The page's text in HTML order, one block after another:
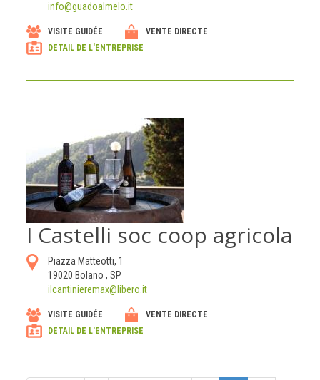
info@guadoalmelo.it
VISITE GUIDÉE
VENTE DIRECTE
DETAIL DE L'ENTREPRISE
I Castelli soc coop agricola
Piazza Matteotti, 1
19020 Bolano,SP
ilcantinieremax@libero.it
VISITE GUIDÉE
VENTE DIRECTE
DETAIL DE L'ENTREPRISE